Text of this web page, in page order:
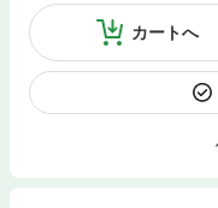
カートへ